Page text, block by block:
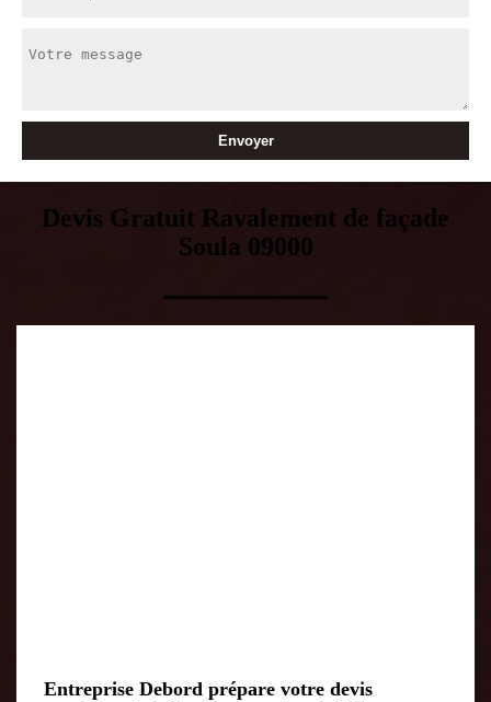
Devis Gratuit Ravalement de façade
Soula 09000
Entreprise Debord prépare votre devis